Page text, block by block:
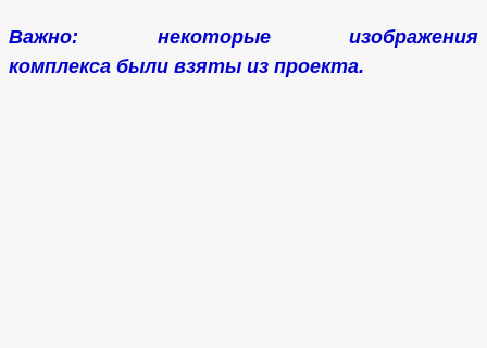
Важно: некоторые изображения
комплекса были взяты из проекта.